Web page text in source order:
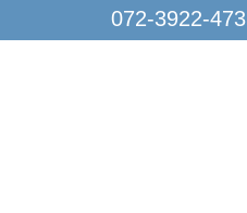
072-3922-473